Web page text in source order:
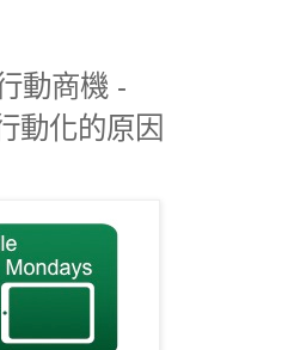
動商機 -
動化的原因